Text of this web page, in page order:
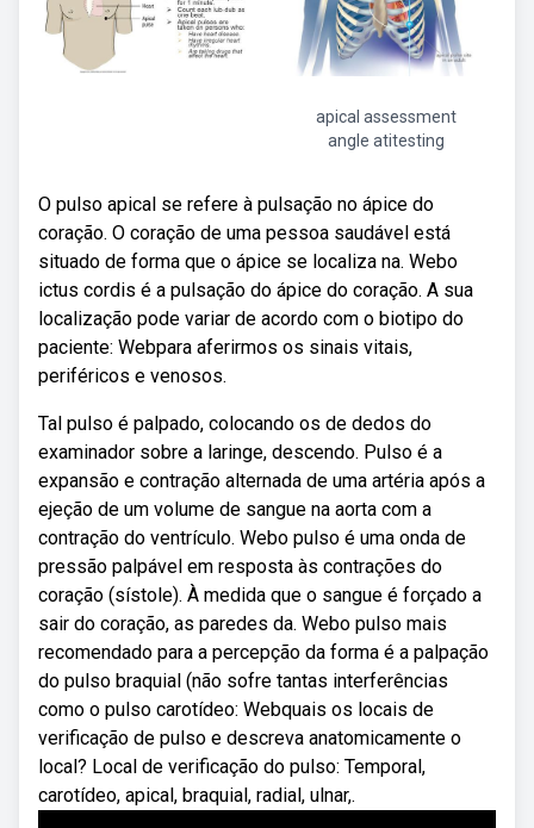
apical assessment
angle atitesting
O pulso apical se refere à pulsação no ápice do
coração. O coração de uma pessoa saudável está
situado de forma que o ápice se localiza na. Webo
ictus cordis é a pulsação do ápice do coração. A sua
localização pode variar de acordo com o biotipo do
paciente: Webpara aferirmos os sinais vitais,
periféricos e venosos.
Tal pulso é palpado, colocando os de dedos do
examinador sobre a laringe, descendo. Pulso é a
expansão e contração alternada de uma artéria após a
ejeção de um volume de sangue na aorta com a
contração do ventrículo. Webo pulso é uma onda de
pressão palpável em resposta às contrações do
coração (sístole). À medida que o sangue é forçado a
sair do coração, as paredes da. Webo pulso mais
recomendado para a percepção da forma é a palpação
do pulso braquial (não sofre tantas interferências
como o pulso carotídeo: Webquais os locais de
verificação de pulso e descreva anatomicamente o
local? Local de verificação do pulso: Temporal,
carotídeo, apical, braquial, radial, ulnar,.